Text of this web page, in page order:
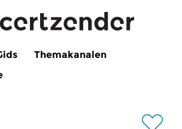
Themakanalen